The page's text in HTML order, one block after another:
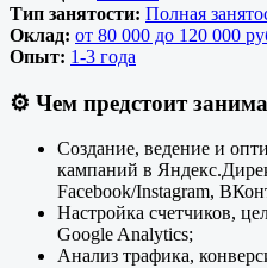
Тип занятости: Полная
Оклад: от 80 000 до 120 000
Опыт: 1-3 года
⚙️ Чем предстоит
Создание, ведение и
кампаний в
Facebook/Instagram,
Настройка счетчиков,
Google Analytics;
Анализ трафика,